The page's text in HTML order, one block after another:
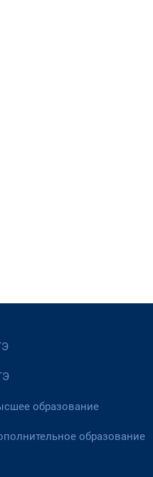
образование
образование